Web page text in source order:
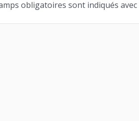
obligatoires sont indiqués avec